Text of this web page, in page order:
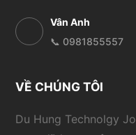
Vân Anh
📞 0981855557
VỀ CHÚNG TÔI
Du Hung Technolgy